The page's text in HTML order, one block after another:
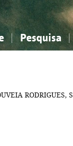
Pesquisa
sociais...
sociais...
RODRIGUES,